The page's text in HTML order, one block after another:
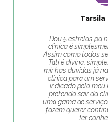
Tarsila
Dou 5 estrelas pq
clinica é
Assim como todos
Tati é divina,
minhas duvidas já
clínica para um
indicado pelo meu
pretendo sair da
uma gama de
fazem querer
ter